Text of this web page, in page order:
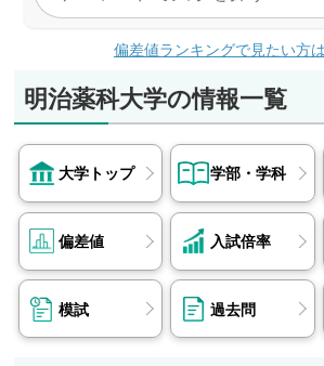
偏差値ランキングで見たい方
明治薬科大学の情報一覧
大学トップ 学部・学科
偏差値 入試倍率
模試 過去問